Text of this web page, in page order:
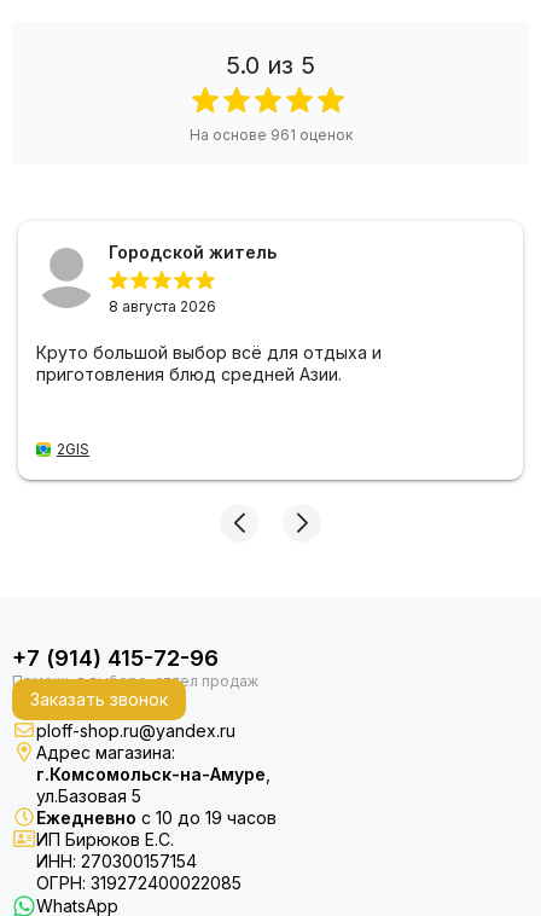
5.0 из 5
На основе 961 оценок
Городской житель
8 августа 2026
Круто большой выбор всё для отдыха и
приготовления блюд средней Азии.
2GIS
+7 (914) 415-72-96
Заказать звонок
ploff-shop.ru@yandex.ru
Адрес магазина:
г.Комсомольск-на-Амуре
ул.Базовая 5
Ежедневно с 10 до 19 часов
ИП Бирюков Е.С.
ИНН: 270300157154
ОГРН: 319272400022085
WhatsApp